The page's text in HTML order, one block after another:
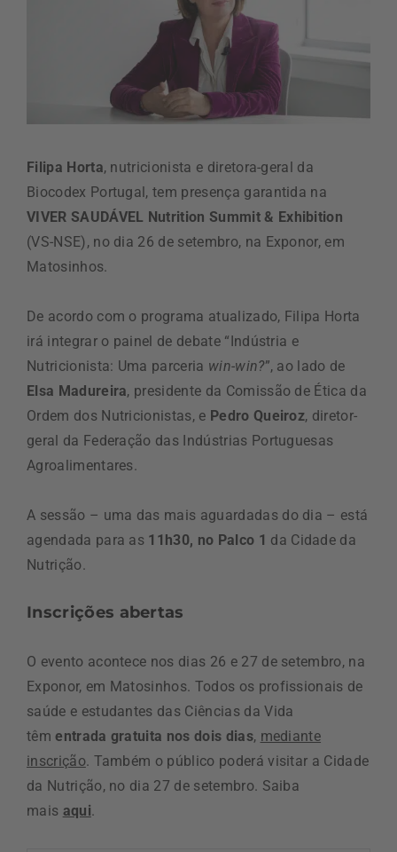
Filipa Horta, nutricionista e diretora-geral da
Biocodex Portugal, tem presença garantida na
VIVER SAUDÁVEL Nutrition Summit & Exhibition
(VS-NSE), no dia 26 de setembro, na Exponor, em
Matosinhos.
De acordo com o programa atualizado, Filipa Horta
irá integrar o painel de debate “Indústria e
Nutricionista: Uma parceria win-win?”, ao lado de
Elsa Madureira, presidente da Comissão de Ética da
Ordem dos Nutricionistas, e Pedro Queiroz, diretor-
geral da Federação das Indústrias Portuguesas
Agroalimentares.
A sessão – uma das mais aguardadas do dia – está
agendada para as 11h30, no Palco 1 da Cidade da
Nutrição.
Inscrições abertas
O evento acontece nos dias 26 e 27 de setembro, na
Exponor, em Matosinhos. Todos os profissionais de
saúde e estudantes das Ciências da Vida
têmentrada gratuita nos dois dias, mediante
inscrição. Também o público poderá visitar a Cidade
da Nutrição, no dia 27 de setembro. Saiba
mais aqui.